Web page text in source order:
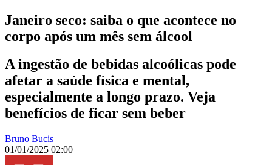
Janeiro seco: saiba o que acontece no
corpo após um mês sem álcool
A ingestão de bebidas alcoólicas pode
afetar a saúde física e mental,
especialmente a longo prazo. Veja
benefícios de ficar sem beber
Bruno Bucis
01/01/2025 02:00